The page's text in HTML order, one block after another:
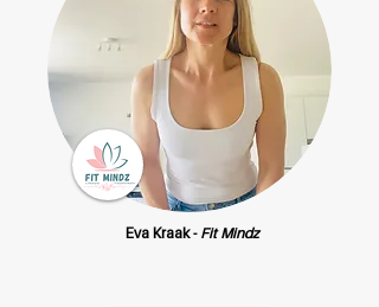
Eva Kraak -Fit Mindz